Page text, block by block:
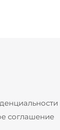
соглашение